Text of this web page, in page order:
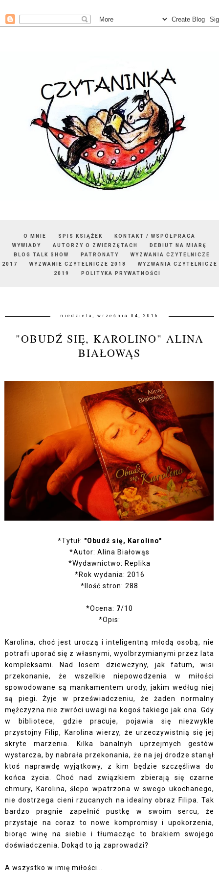
O MNIE SPIS KSIĄŻEK
KONTAKT / WSPÓŁPRACA
WYWIADY
AUTORZY O ZWIERZĘTACH
DEBIUT NA MIARĘ
BLOG TALK SHOW
PATRONATY
WYZWANIA CZYTELNICZE
2017
WYZWANIE CZYTELNICZE 2018
WYZWANIA CZYTELNICZE
2019
POLITYKA PRYWATNOŚCI
niedziela, września 04, 2016
"OBUDŹ SIĘ, KAROLINO" ALINA
BIAŁOWĄS
*Tytuł: "Obudź się, Karolino"
*Autor: Alina Białowąs
*Wydawnictwo: Replika
*Rok wydania: 2016
*Ilość stron: 288
*Ocena: 7/10
*Opis:
Karolina, choć jest uroczą i inteligentną młodą osobą, nie
potrafi uporać się z własnymi, wyolbrzymianymi przez lata
kompleksami. Nad losem dziewczyny, jak fatum, wisi
przekonanie, że wszelkie niepowodzenia w miłości
spowodowane są mankamentem urody, jakim według niej
są piegi. Żyje w przeświadczeniu, że żaden normalny
mężczyzna nie zwróci uwagi na kogoś takiego jak ona. Gdy
w bibliotece, gdzie pracuje, pojawia się niezwykle
przystojny Filip, Karolina wierzy, że urzeczywistnią się jej
skryte marzenia. Kilka banalnyh uprzejmych gestów
wystarcza, by nabrała przekonania, że na jej drodze stanął
ktoś naprawdę wyjątkowy, z kim będzie szczęśliwa do
końca życia. Choć nad związkiem zbierają się czarne
chmury, Karolina, ślepo wpatrzona w swego ukochanego,
nie dostrzega cieni rzucanych na idealny obraz Filipa. Tak
bardzo pragnie zapełnić pustkę w swoim sercu, że
przystaje na coraz to nowe kompromisy i upokorzenia,
biorąc winę na siebie i tłumacząc to brakiem swojego
doświadczenia. Dokąd to ją zaprowadzi?
A wszystko w imię miłości...